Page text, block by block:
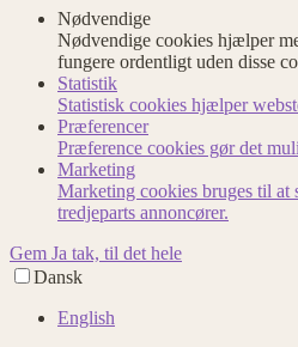
Nødvendige
Nødvendige cookies hjælper
fungere ordentligt uden disse
Statistik
Statistisk cookies hjælper
Præferencer
Præference cookies gør det
Marketing
Marketing cookies bruges til at
tredjeparts annoncører.
Gem Ja tak, til det hele
Dansk
English